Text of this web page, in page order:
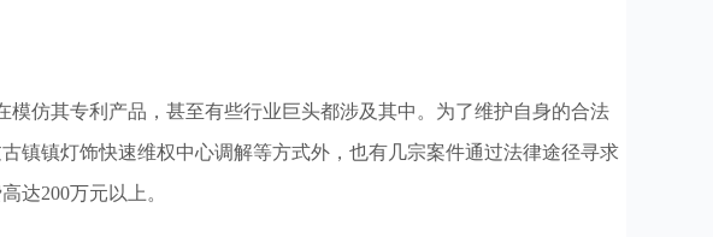
仿其专利产品，甚至有些行业巨头都涉及其中。为了维护自身的合法
镇镇灯饰快速维权中心调解等方式外，也有几宗案件通过法律途径寻求
达200万元以上。